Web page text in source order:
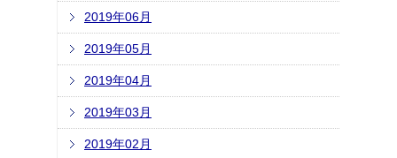
2019年06月
2019年05月
2019年04月
2019年03月
2019年02月